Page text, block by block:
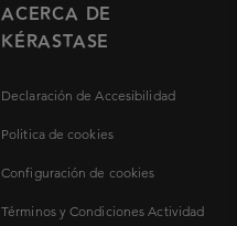
ACERCA DE
KÉRASTASE
Declaración de Accesibilidad
Politica de cookies
Configuración de cookies
Términos y Condiciones Actividad